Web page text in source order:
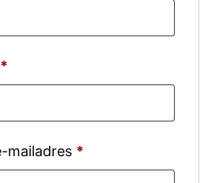
*
mailadres *